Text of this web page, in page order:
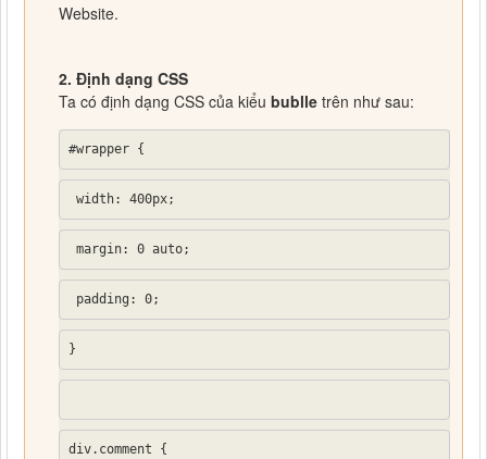
Website.
2. Định dạng CSS
Ta có định dạng CSS của kiểu bublletrên như sau:
#wrapper {
width: 400px;
margin: 0 auto;
padding: 0;
}
div.comment {